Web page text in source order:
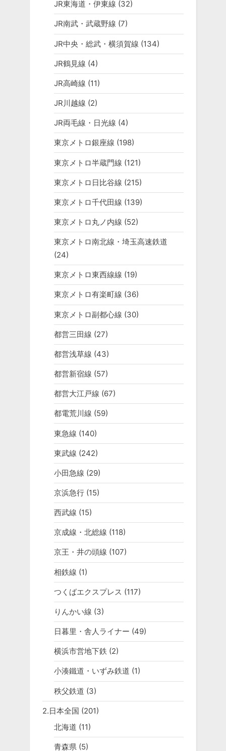
JR東海道・伊東線 (32)
JR南武・武蔵野線 (7)
JR中央・総武・横須賀線 (134)
JR鶴見線 (4)
JR高崎線 (11)
JR川越線 (2)
JR両毛線・日光線 (4)
東京メトロ銀座線 (198)
東京メトロ半蔵門線 (121)
東京メトロ日比谷線 (215)
東京メトロ千代田線 (139)
東京メトロ丸ノ内線 (52)
東京メトロ南北線・埼玉高速鉄道
(24)
東京メトロ東西線線 (19)
東京メトロ有楽町線 (36)
東京メトロ副都心線 (30)
都営三田線 (27)
都営浅草線 (43)
都営新宿線 (57)
都営大江戸線 (67)
都電荒川線 (59)
東急線 (140)
東武線 (242)
小田急線 (29)
京浜急行(15)
西武線 (15)
京成線・北総線 (118)
京王・井の頭線 (107)
相鉄線 (1)
つくばエクスプレス (117)
りんかい線 (3)
日暮里・舎人ライナー (49)
横浜市営地下鉄 (2)
小湊鐵道・いずみ鉄道 (1)
秩父鉄道 (3)
2.日本全国 (201)
北海道 (11)
青森県(5)